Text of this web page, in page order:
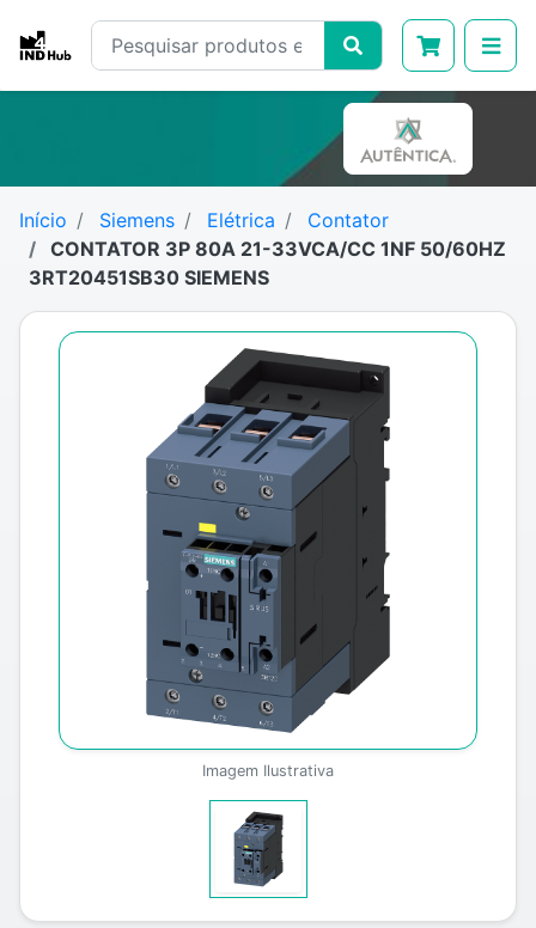
Início Siemens Elétrica
Contator
CONTATOR 3P 80A 21-33VCA/CC 1NF 50/60HZ
3RT20451SB30 SIEMENS
Imagem Ilustrativa